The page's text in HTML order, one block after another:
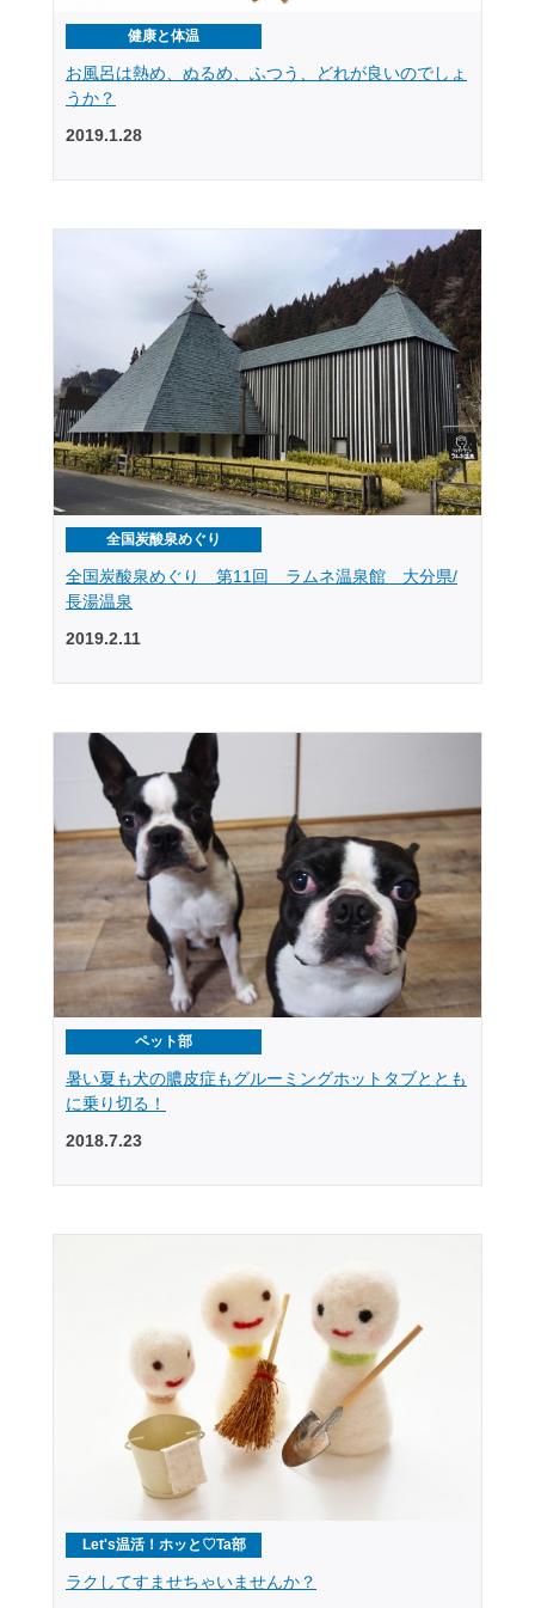
健康と体温
お風呂は熱め、ぬるめ、ふつう、どれが良いのでしょ
うか？
2019.1.28
全国炭酸泉めぐり
全国炭酸泉めぐり 第11回 ラムネ温泉館 大分県/
長湯温泉
2019.2.11
ペット部
暑い夏も犬の膿皮症もグルーミングホットタブととも
に乗り切る！
2018.7.23
Let's温活！ホッと♡Ta部
ラクしてすませちゃいませんか？